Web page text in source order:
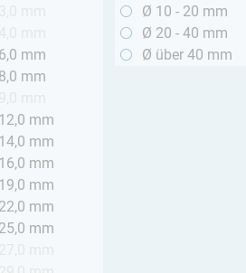
6,0 mm
8,0 mm
12,0 mm
14,0 mm
16,0 mm
19,0 mm
22,0 mm
25,0 mm
Ø 10 - 20 mm
Ø 20 - 40 mm
Ø über 40 mm